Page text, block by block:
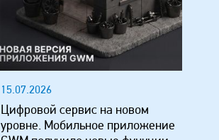
15.07.2026
Цифровой сервис на новом
уровне. Мобильное приложение